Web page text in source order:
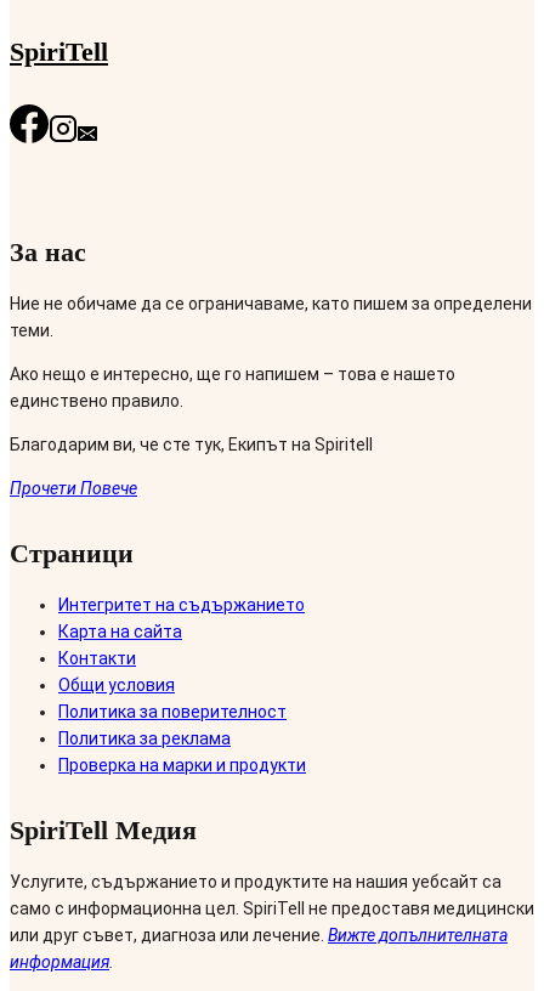
SpiriTell
За нас
Ние не обичаме да се ограничаваме, като пишем за определени
теми.
Ако нещо е интересно, ще го напишем – това е нашето
единствено правило.
Благодарим ви, че сте тук, Екипът на Spiritell
Прочети Повече
Страници
Интегритет на съдържанието
Карта на сайта
Контакти
Общи условия
Политика за поверителност
Политика за реклама
Проверка на марки и продукти
SpiriTell Медия
Услугите, съдържанието и продуктите на нашия уебсайт са
само с информационна цел. SpiriTell не предоставя медицински
или друг съвет, диагноза или лечение. Вижте допълнителната
информация.